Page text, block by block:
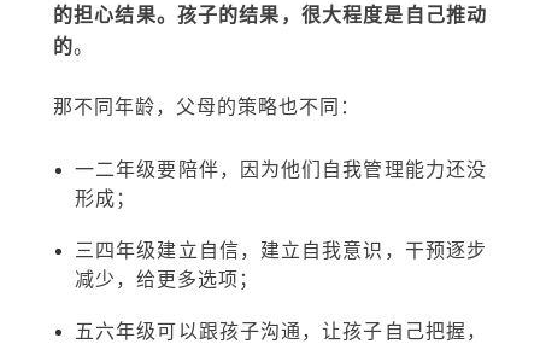
的担心结果。孩子的结果，很大程度是自己推动
的。
那不同年龄，父母的策略也不同：
一二年级要陪伴，因为他们自我管理能力还没
形成；
三四年级建立自信，建立自我意识，干预逐步
减少，给更多选项；
五六年级可以跟孩子沟通，让孩子自己把握，